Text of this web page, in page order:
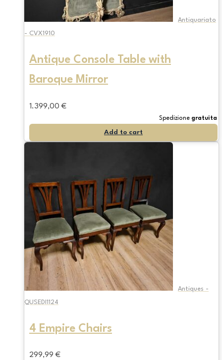
Antiquariato
- CVX1910
Antique Console Table with
Baroque Mirror
1.399,00 €
Spedizione gratuita
Add to cart
Antiques -
QUSEDI1124
4 Empire Chairs
299,99 €